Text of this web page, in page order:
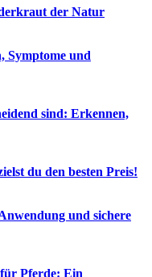
der Natur
Symptome und
sind: Erkennen,
du den besten Preis!
und sichere
Pferde: Ein